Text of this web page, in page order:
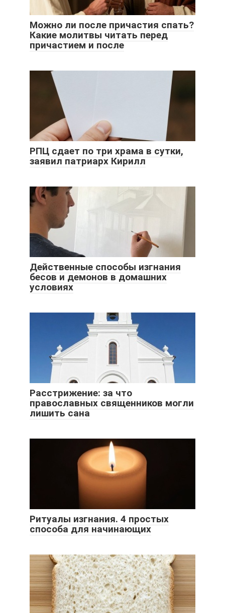
Можно ли после причастия спать?
Какие молитвы читать перед
причастием и после
РПЦ сдает по три храма в сутки,
заявил патриарх Кирилл
Действенные способы изгнания
бесов и демонов в домашних
условиях
Расстрижение: за что
православных священников могли
лишить сана
Ритуалы изгнания. 4 простых
способа для начинающих